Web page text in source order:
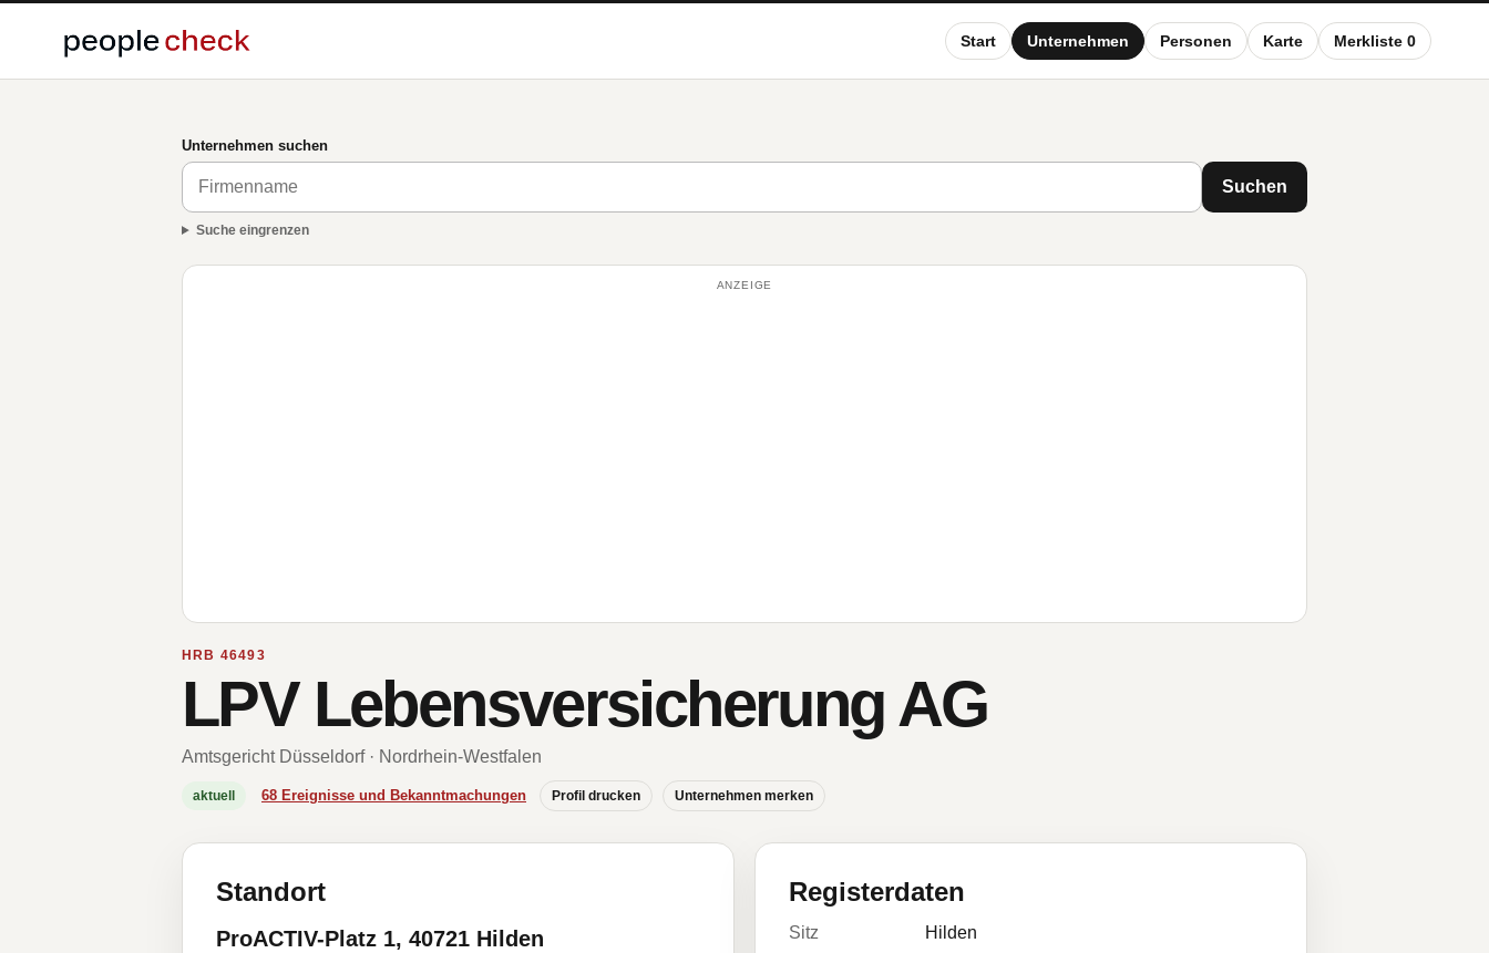
Start Unternehmen Personen Karte Merkliste 0
Unternehmen suchen
Suchen
Suche eingrenzen
ANZEIGE
HRB 46493
LPV Lebensversicherung AG
Amtsgericht Düsseldorf · Nordrhein-Westfalen
aktuell 68 Ereignisse und Bekanntmachungen Profil drucken Unternehmen merken
Standort
ProACTIV-Platz 1, 40721 Hilden
Registerdaten
Sitz
Hilden